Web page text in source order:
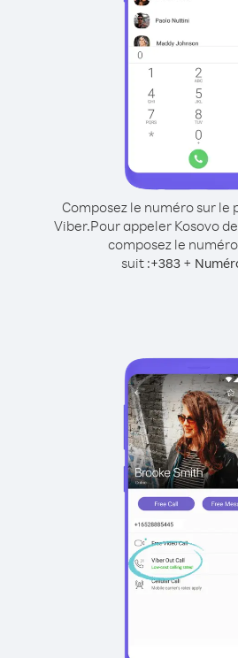
Composez le numéro sur le
Viber.Pour appeler Kosovo
composez le
suit :+383+